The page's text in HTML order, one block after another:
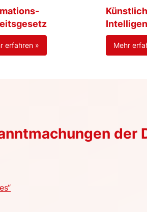
erfahren » Mehr
der